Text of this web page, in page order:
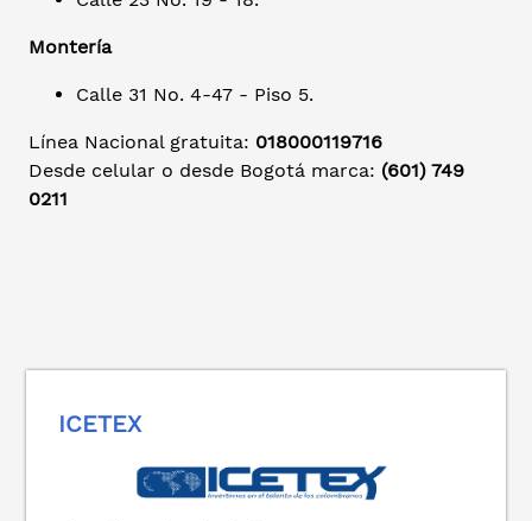
Montería
Calle 31 No. 4-47 - Piso 5.
Línea Nacional gratuita: 018000119716
Desde celular o desde Bogotá marca: (601) 749
0211
ICETEX